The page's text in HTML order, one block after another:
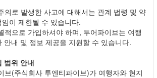
의로 발생한 사고에 대해서는 관계 법령 및 약
이 제한될 수 있습니다.
적으로 가입하셔야 하며, 투어파이브는 여행
안내 및 정보 제공을 지원할 수 있습니다.
범위 안내
브(주식회사 투엔티파이브)가 여행자와 현지